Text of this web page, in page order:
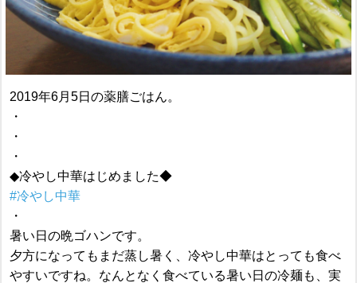
2019年6月5日の薬膳ごはん。
・
・
・
◆冷やし中華はじめました◆
#冷やし中華
・
暑い日の晩ゴハンです。
夕方になってもまだ蒸し暑く、冷やし中華はとっても食べ
やすいですね。なんとなく食べている暑い日の冷麺も、実